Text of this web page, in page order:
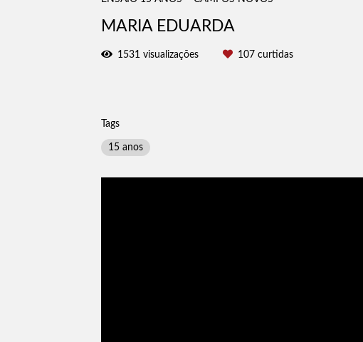
MARIA EDUARDA
1531 visualizações 107 curtidas
Tags
15 anos